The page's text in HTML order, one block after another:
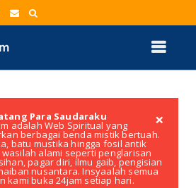
×
Para Saudaraku
adalah Web Spiritual yang
berbagai benda mistik bertuah.
batu mustika hingga fosil antik
alami seperti penglarisan
pagar diri, ilmu gaib, pengisian
nusantara. Insyaalah semua
kami buka 24jam setiap hari.